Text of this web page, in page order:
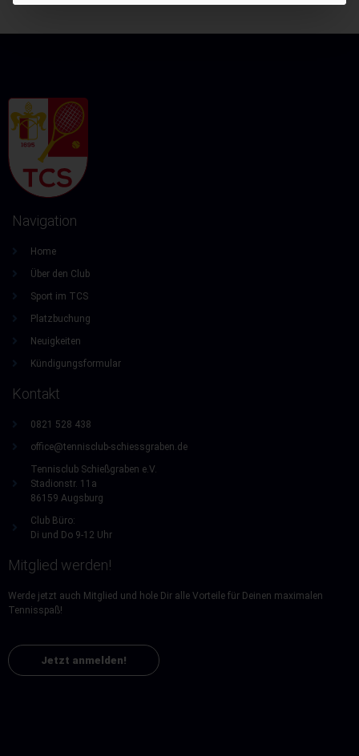
Navigation
Home
Über den Club
Sport im TCS
Platzbuchung
Neuigkeiten
Kündigungsformular
Kontakt
0821 528 438
office@tennisclub-schiessgraben.de
Tennisclub Schießgraben e.V.
Stadionstr. 11a
86159 Augsburg
Club Büro:
Di und Do 9-12 Uhr
Mitglied werden!
Werde jetzt auch Mitglied und hole Dir alle Vorteile für Deinen maximalen
Tennisspaß!
Jetzt anmelden!